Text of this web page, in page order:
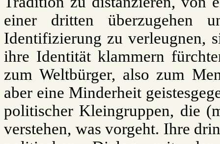
einer dritten überzugehen
Identifizierung zu verleugnen,
ihre Identität klammern
zum Weltbürger, also zum
aber eine Minderheit
politischer Kleingruppen, die
verstehen, was vorgeht. Ihre